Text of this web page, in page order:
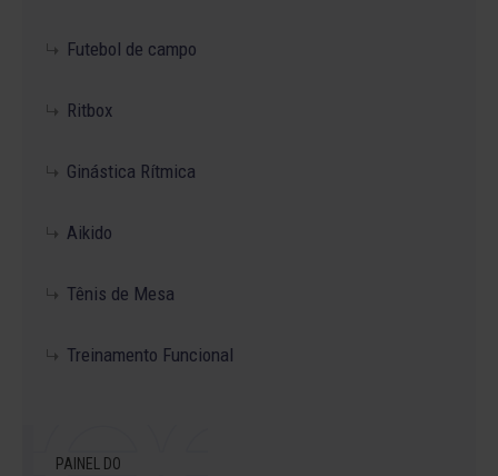
Futebol de campo
Ritbox
Ginástica Rítmica
Aikido
Tênis de Mesa
Treinamento Funcional
PAINEL DO